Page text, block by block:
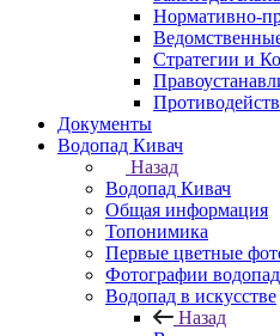
Нормативно-
Стратегии и
Документы
Водопад Кивач
Назад
Водопад Кивач
Общая информация
Топонимика
Первые цветные
Фотографии
Водопад в искусстве
Назад